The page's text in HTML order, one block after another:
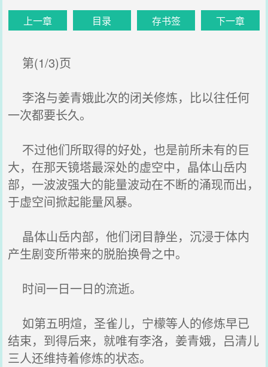
上一章 目录 存书签 下一章
第(1/3)页
李洛与姜青娥此次的闭关修炼，比以往任何
一次都要长久。
不过他们所取得的好处，也是前所未有的巨
大，在那天镜塔最深处的虚空中，晶体山岳内
部，一波波强大的能量波动在不断的涌现而出，
于虚空间掀起能量风暴。
晶体山岳内部，他们闭目静坐，沉浸于体内
产生剧变所带来的脱胎换骨之中。
时间一日一日的流逝。
如第五明煊，圣雀儿，宁檬等人的修炼早已
结束，到得后来，就唯有李洛，姜青娥，吕清儿
三人还维持着修炼的状态。